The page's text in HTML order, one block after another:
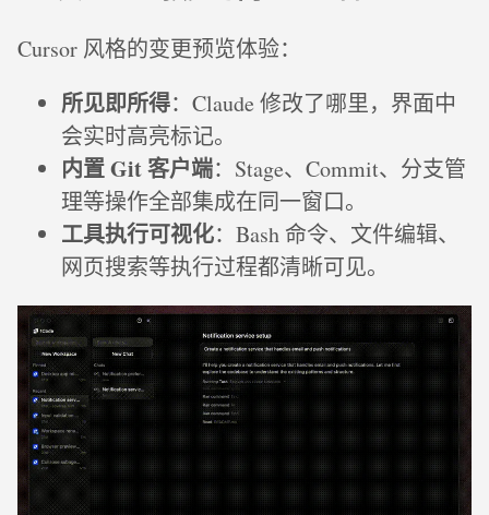
Cursor 风格的变更预览体验：
所见即所得：Claude 修改了哪里，界面中
会实时高亮标记。
内置 Git 客户端：Stage、Commit、分支管
理等操作全部集成在同一窗口。
工具执行可视化：Bash 命令、文件编辑、
网页搜索等执行过程都清晰可见。